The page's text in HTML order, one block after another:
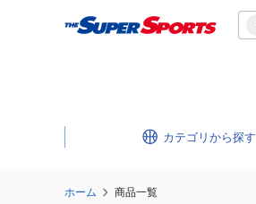
カテゴリ
ホーム 商品一覧